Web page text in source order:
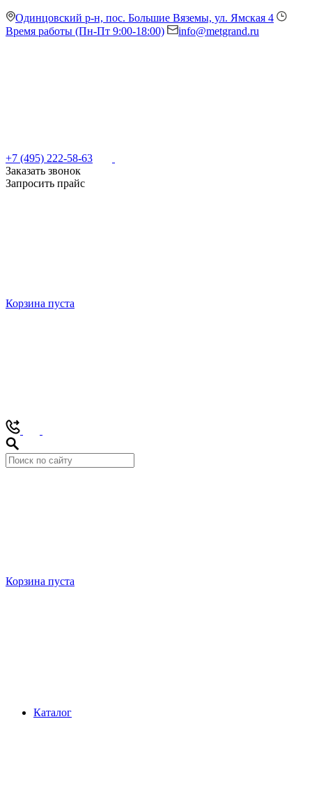
Одинцовский р-н, пос. Большие Вяземы, ул. Ямская 4
Время работы (Пн-Пт 9:00-18:00)
info@metgrand.ru
+7 (495) 222-58-63
Заказать звонок
Запросить прайс
Корзина пуста
Корзина пуста
Каталог